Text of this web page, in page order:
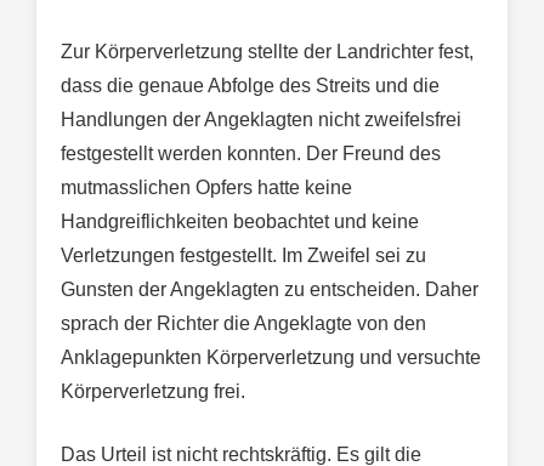
Zur Körperverletzung stellte der Landrichter fest,
dass die genaue Abfolge des Streits und die
Handlungen der Angeklagten nicht zweifelsfrei
festgestellt werden konnten. Der Freund des
mutmasslichen Opfers hatte keine
Handgreiflichkeiten beobachtet und keine
Verletzungen festgestellt. Im Zweifel sei zu
Gunsten der Angeklagten zu entscheiden. Daher
sprach der Richter die Angeklagte von den
Anklagepunkten Körperverletzung und versuchte
Körperverletzung frei.
Das Urteil ist nicht rechtskräftig. Es gilt die